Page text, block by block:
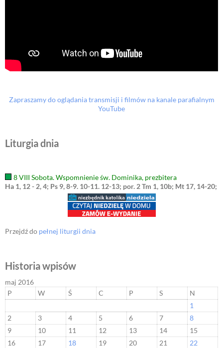
Zapraszamy do oglądania transmisji i filmów na kanale parafialnym
YouTube
Liturgia dnia
8 VIII Sobota. Wspomnienie św. Dominika, prezbitera
Ha 1, 12 - 2, 4; Ps 9, 8-9. 10-11. 12-13; por. 2 Tm 1, 10b; Mt 17, 14-20;
Przejdź do pełnej liturgii dnia
Historia wpisów
maj 2016
P
W Ś C P S
N
1
2
3 4 5 6 7
8
9
10 11 12 13 14
15
16
17 18 19 20 21
22